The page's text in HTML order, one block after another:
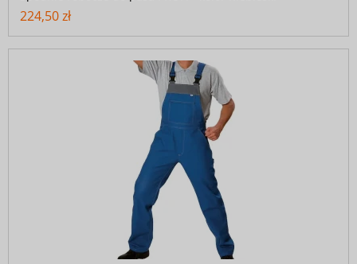
224,50 zł